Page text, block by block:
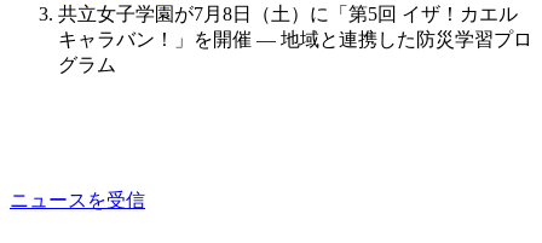
共立女子学園が7月8日（土）に「第5回 イザ！カエル
キャラバン！」を開催 — 地域と連携した防災学習プロ
グラム
ニュースを受信